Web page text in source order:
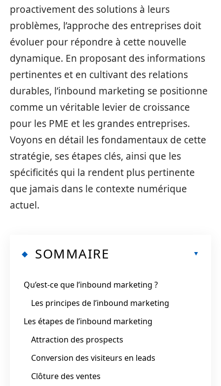
proactivement des solutions à leurs
problèmes, l’approche des entreprises doit
évoluer pour répondre à cette nouvelle
dynamique. En proposant des informations
pertinentes et en cultivant des relations
durables, l’inbound marketing se positionne
comme un véritable levier de croissance
pour les PME et les grandes entreprises.
Voyons en détail les fondamentaux de cette
stratégie, ses étapes clés, ainsi que les
spécificités qui la rendent plus pertinente
que jamais dans le contexte numérique
actuel.
SOMMAIRE
Qu’est-ce que l’inbound marketing ?
Les principes de l’inbound marketing
Les étapes de l’inbound marketing
Attraction des prospects
Conversion des visiteurs en leads
Clôture des ventes